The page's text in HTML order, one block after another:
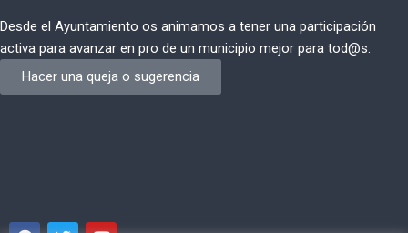
Desde el Ayuntamiento os animamos a tener una participación
activa para avanzar en pro de un municipio mejor para tod@s.
Hacer una queja o sugerencia